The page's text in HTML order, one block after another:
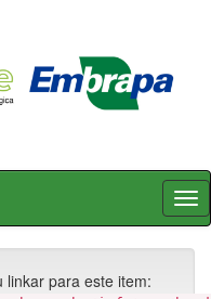
linkar para este item: